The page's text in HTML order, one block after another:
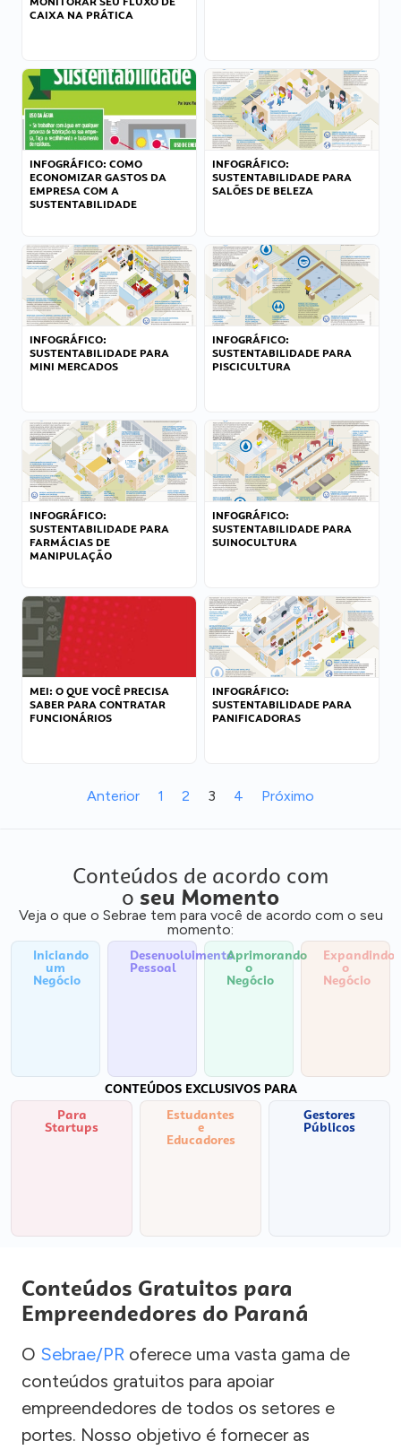
CAIXA NA PRÁTICA
INFOGRÁFICO: COMO
ECONOMIZAR GASTOS DA
EMPRESA COM A
SUSTENTABILIDADE
INFOGRÁFICO:
SUSTENTABILIDADE PARA
SALÕES DE BELEZA
INFOGRÁFICO:
SUSTENTABILIDADE PARA
MINI MERCADOS
INFOGRÁFICO:
SUSTENTABILIDADE PARA
PISCICULTURA
INFOGRÁFICO:
SUSTENTABILIDADE PARA
FARMÁCIAS DE
MANIPULAÇÃO
INFOGRÁFICO:
SUSTENTABILIDADE PARA
SUINOCULTURA
MEI: O QUE VOCÊ PRECISA
SABER PARA CONTRATAR
FUNCIONÁRIOS
INFOGRÁFICO:
SUSTENTABILIDADE PARA
PANIFICADORAS
Anterior 1 2 3 4 Próximo
Conteúdos de acordo com
o seu Momento
Veja o que o Sebrae tem para você de acordo com o seu
momento:
Iniciando
um
Negócio
Desenvolvimento
Pessoal
Aprimorando
o
Negócio
Expandindo
o
Negócio
CONTEÚDOS EXCLUSIVOS PARA
Para
Startups
Estudantes
e
Educadores
Gestores
Públicos
Conteúdos Gratuitos para
Empreendedores do Paraná
O Sebrae/PR oferece uma vasta gama de
conteúdos gratuitos para apoiar
empreendedores de todos os setores e
portes. Nosso objetivo é fornecer as